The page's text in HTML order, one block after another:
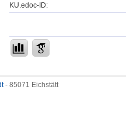
KU.edoc-ID:
- 85071 Eichstätt